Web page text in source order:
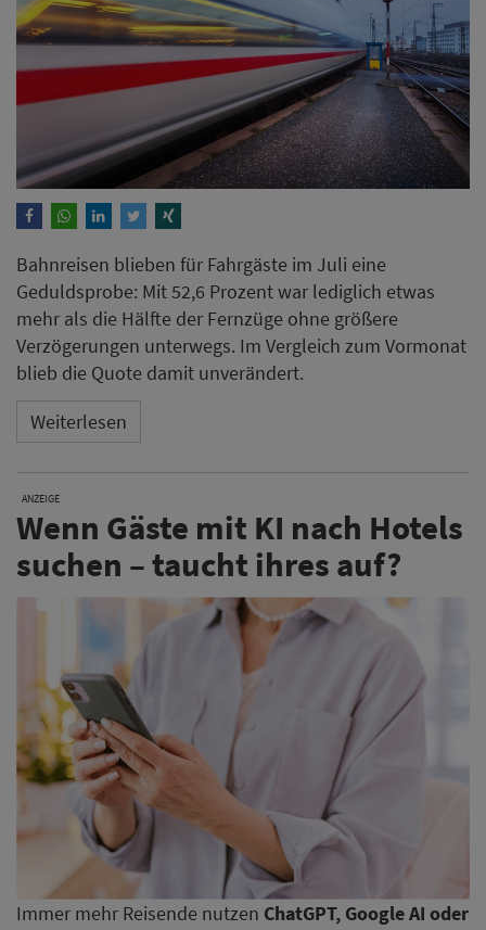
Bahnreisen blieben für Fahrgäste im Juli eine
Geduldsprobe: Mit 52,6 Prozent war lediglich etwas
mehr als die Hälfte der Fernzüge ohne größere
Verzögerungen unterwegs. Im Vergleich zum Vormonat
blieb die Quote damit unverändert.
Weiterlesen
ANZEIGE
Wenn Gäste mit KI nach Hotels
suchen – taucht ihres auf?
Immer mehr Reisende nutzen ChatGPT, Google AI oder